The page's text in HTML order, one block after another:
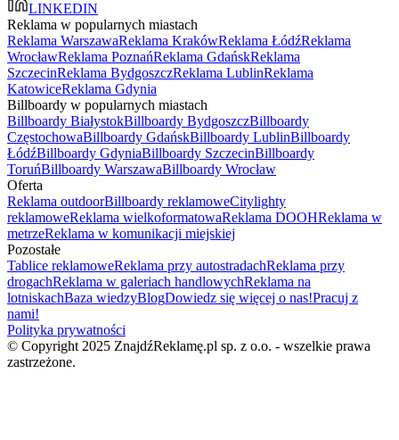
LINKEDIN
Reklama w popularnych miastach
Reklama WarszawaReklama KrakówReklama ŁódźReklama
WrocławReklama PoznańReklama GdańskReklama
SzczecinReklama BydgoszczReklama LublinReklama
KatowiceReklama Gdynia
Billboardy w popularnych miastach
Billboardy BiałystokBillboardy BydgoszczBillboardy
CzęstochowaBillboardy GdańskBillboardy LublinBillboardy
ŁódźBillboardy GdyniaBillboardy SzczecinBillboardy
ToruńBillboardy WarszawaBillboardy Wrocław
Oferta
Reklama outdoorBillboardy reklamoweCitylighty
reklamoweReklama wielkoformatowaReklama DOOHReklama w
metrzeReklama w komunikacji miejskiej
Pozostałe
Tablice reklamoweReklama przy autostradachReklama przy
drogachReklama w galeriach handlowychReklama na
lotniskachBaza wiedzyBlogDowiedz się więcej o nas!Pracuj z
nami!
Polityka prywatności
© Copyright 2025 ZnajdźReklamę.pl sp. z o.o. - wszelkie prawa
zastrzeżone.